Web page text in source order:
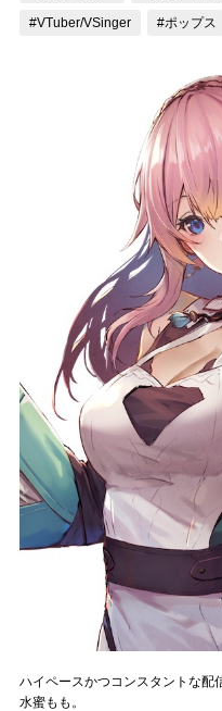
お問い合わせ
muevoクラウドファンディ
muevoコミュニティ
ぶいクラ！by muevo
ぶいコミュ！by muevo
ぶいマガ！ by muevo
Follow us
Official SNS
#VTuber/VSinger #ポップス
ハイペースかつコンスタントな配
水蜜もも。